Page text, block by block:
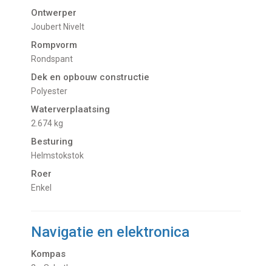
Ontwerper
Joubert Nivelt
Rompvorm
Rondspant
Dek en opbouw constructie
Polyester
Waterverplaatsing
2.674 kg
Besturing
Helmstokstok
Roer
Enkel
Navigatie en elektronica
Kompas